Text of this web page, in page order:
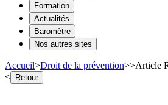
Formation
Actualités
Baromètre
Nos autres sites
Accueil>Droit de la prévention>>Article
< Retour